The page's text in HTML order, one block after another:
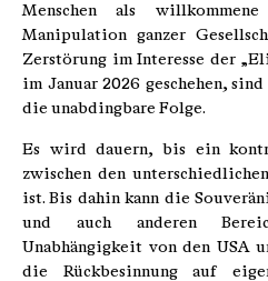
Menschen als
Manipulation ganzer
Zerstörung im Interesse der
im Januar 2026 geschehen,
die unabdingbare Folge.
Es wird dauern, bis ein
zwischen den
ist. Bis dahin kann die
und auch anderen
Unabhängigkeit von den USA
die Rückbesinnung auf